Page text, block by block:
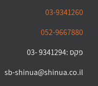
03-9341260
052-9667880
פקס :9341294 -03
sb-shinua@shinua.co.il